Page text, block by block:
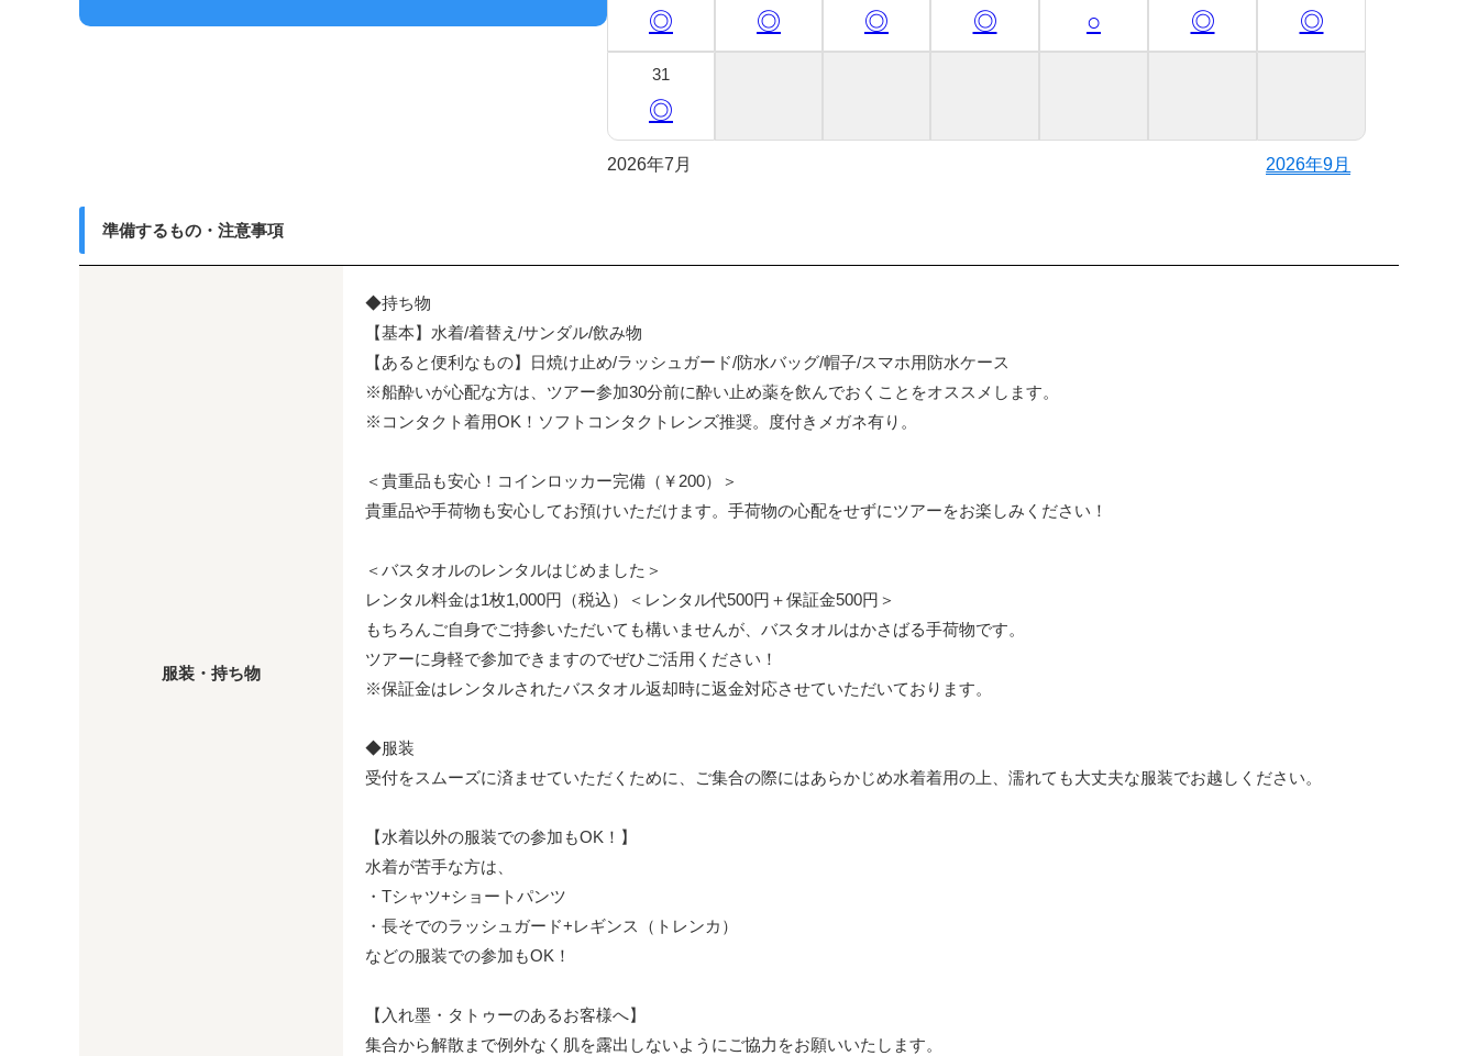
◎ ◎ ◎ ◎ ○ ◎ ◎
31
◎
2026年7月 2026年9月
準備するもの・注意事項
服装・持ち物
◆持ち物
【基本】水着/着替え/サンダル/飲み物
【あると便利なもの】日焼け止め/ラッシュガード/防水バッグ/帽子/スマホ用防水ケース
※船酔いが心配な方は、ツアー参加30分前に酔い止め薬を飲んでおくことをオススメします。
※コンタクト着用OK！ソフトコンタクトレンズ推奨。度付きメガネ有り。
＜貴重品も安心！コインロッカー完備（￥200）＞
貴重品や手荷物も安心してお預けいただけます。手荷物の心配をせずにツアーをお楽しみください！
＜バスタオルのレンタルはじめました＞
レンタル料金は1枚1,000円（税込）＜レンタル代500円＋保証金500円＞
もちろんご自身でご持参いただいても構いませんが、バスタオルはかさばる手荷物です。
ツアーに身軽で参加できますのでぜひご活用ください！
※保証金はレンタルされたバスタオル返却時に返金対応させていただいております。
◆服装
受付をスムーズに済ませていただくために、ご集合の際にはあらかじめ水着着用の上、濡れても大丈夫な服装でお越しください。
【水着以外の服装での参加もOK！】
水着が苦手な方は、
・Tシャツ+ショートパンツ
・長そでのラッシュガード+レギンス（トレンカ）
などの服装での参加もOK！
【入れ墨・タトゥーのあるお客様へ】
集合から解散まで例外なく肌を露出しないようにご協力をお願いいたします。